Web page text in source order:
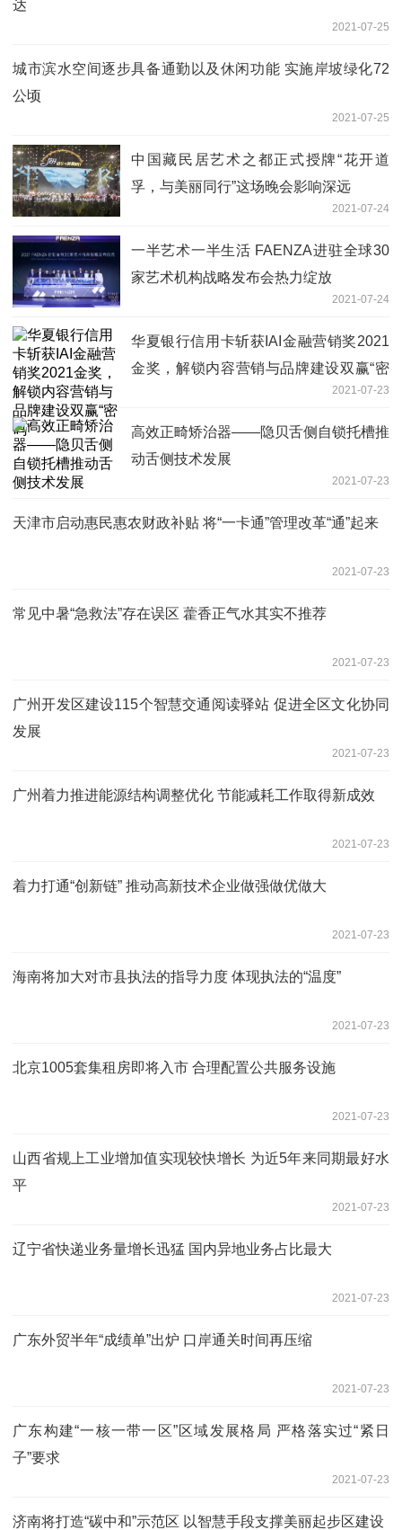
达
2021-07-25
城市滨水空间逐步具备通勤以及休闲功能 实施岸坡绿化72
公顷
2021-07-25
中国藏民居艺术之都正式授牌“花开道
孚，与美丽同行”这场晚会影响深远
2021-07-24
一半艺术一半生活 FAENZA进驻全球30
家艺术机构战略发布会热力绽放
2021-07-24
华夏银行信用卡斩获IAI金融营销奖2021
金奖，解锁内容营销与品牌建设双赢“密
2021-07-23
高效正畸矫治器——隐贝舌侧自锁托槽推
动舌侧技术发展
2021-07-23
天津市启动惠民惠农财政补贴 将“一卡通”管理改革“通”起来
2021-07-23
常见中暑“急救法”存在误区 藿香正气水其实不推荐
2021-07-23
广州开发区建设115个智慧交通阅读驿站 促进全区文化协同
发展
2021-07-23
广州着力推进能源结构调整优化 节能减耗工作取得新成效
2021-07-23
着力打通“创新链” 推动高新技术企业做强做优做大
2021-07-23
海南将加大对市县执法的指导力度 体现执法的“温度”
2021-07-23
北京1005套集租房即将入市 合理配置公共服务设施
2021-07-23
山西省规上工业增加值实现较快增长 为近5年来同期最好水
平
2021-07-23
辽宁省快递业务量增长迅猛 国内异地业务占比最大
2021-07-23
广东外贸半年“成绩单”出炉 口岸通关时间再压缩
2021-07-23
广东构建“一核一带一区”区域发展格局 严格落实过“紧日
子”要求
2021-07-23
济南将打造“碳中和”示范区 以智慧手段支撑美丽起步区建设